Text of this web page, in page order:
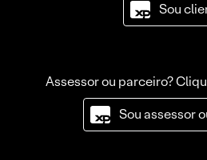
Sou
Assessor ou parceiro?
Sou assessor